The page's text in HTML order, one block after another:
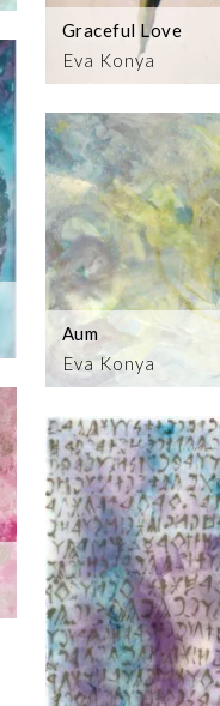
Eva Konya
Graceful Love
Eva Konya
Aum